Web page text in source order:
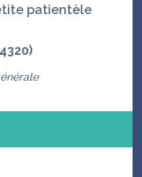
patientèle